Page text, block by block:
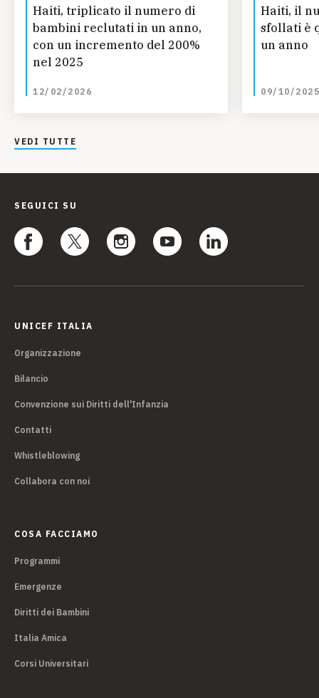
Haiti, triplicato il numero di
bambini reclutati in un anno,
con un incremento del 200%
nel 2025
12/02/2026
Haiti, il
sfollati è
un anno
09/10/2025
VEDI TUTTE
SEGUICI SU
UNICEF ITALIA
Organizzazione
Bilancio
Convenzione sui Diritti dell'Infanzia
Contatti
Whistleblowing
Collabora con noi
COSA FACCIAMO
Programmi
Emergenze
Diritti dei Bambini
Italia Amica
Corsi Universitari